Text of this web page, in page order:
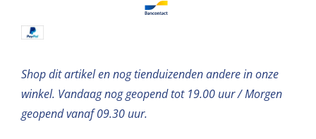
Shop dit artikel en nog tienduizenden andere in onze
winkel. Vandaag nog geopend tot 19.00 uur / Morgen
geopend vanaf 09.30 uur.